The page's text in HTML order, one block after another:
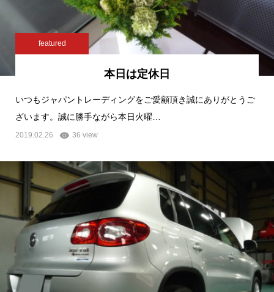
featured
本日は定休日
いつもジャパントレーディングをご愛顧頂き誠にありがとうご
ざいます。誠に勝手ながら本日火曜…
2019.02.26 36 view